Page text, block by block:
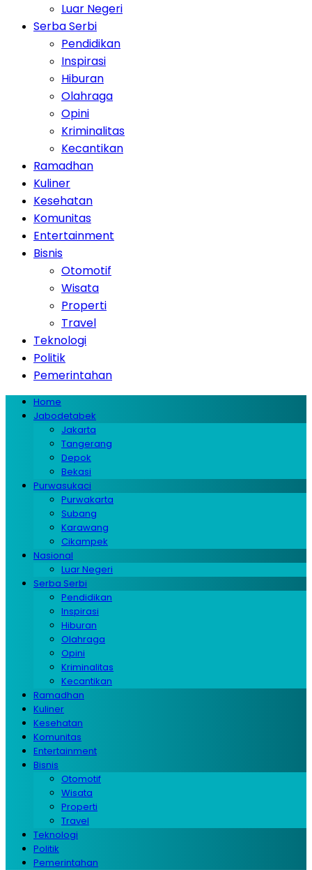
Luar Negeri
Serba Serbi
Pendidikan
Inspirasi
Hiburan
Olahraga
Opini
Kriminalitas
Kecantikan
Ramadhan
Kuliner
Kesehatan
Komunitas
Entertainment
Bisnis
Otomotif
Wisata
Properti
Travel
Teknologi
Politik
Pemerintahan
Home
Jabodetabek
Jakarta
Tangerang
Depok
Bekasi
Purwasukaci
Purwakarta
Subang
Karawang
Cikampek
Nasional
Luar Negeri
Serba Serbi
Pendidikan
Inspirasi
Hiburan
Olahraga
Opini
Kriminalitas
Kecantikan
Ramadhan
Kuliner
Kesehatan
Komunitas
Entertainment
Bisnis
Otomotif
Wisata
Properti
Travel
Teknologi
Politik
Pemerintahan